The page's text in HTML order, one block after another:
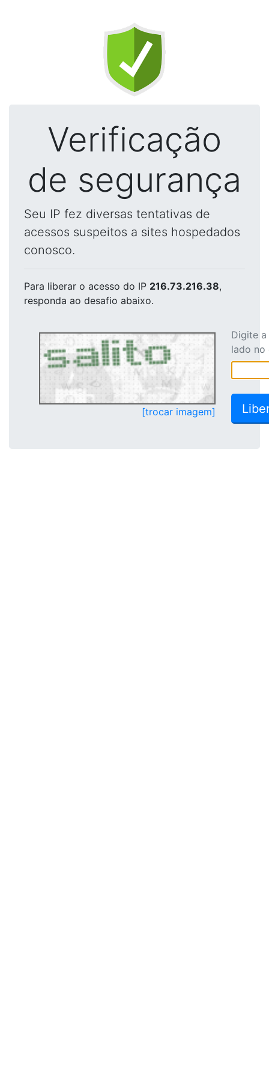
Verificação
de segurança
Seu IP fez diversas tentativas de
acessos suspeitos a sites hospedados
conosco.
Para liberar o acesso do IP 216.73.216.38,
responda ao desafio abaixo.
[trocar imagem]
Digite
lado no